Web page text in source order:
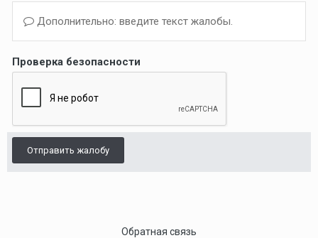
Дополнительно: введите текст жалобы.
Проверка безопасности
Отправить жалобу
Обратная связь